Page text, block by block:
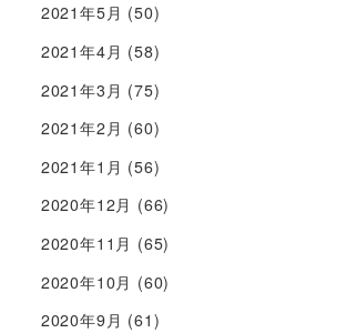
2021年5月 (50)
2021年4月 (58)
2021年3月 (75)
2021年2月 (60)
2021年1月 (56)
2020年12月 (66)
2020年11月 (65)
2020年10月 (60)
2020年9月 (61)